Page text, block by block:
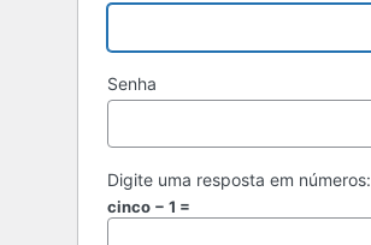
Senha
Digite uma resposta em números:
cinco − 1 =